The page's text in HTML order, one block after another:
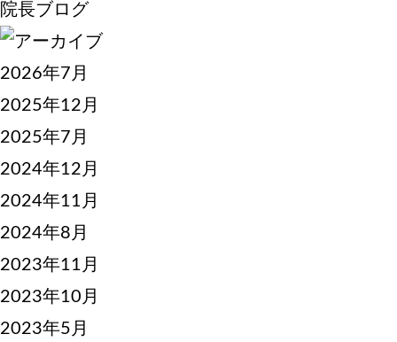
院長ブログ
2026年7月
2025年12月
2025年7月
2024年12月
2024年11月
2024年8月
2023年11月
2023年10月
2023年5月